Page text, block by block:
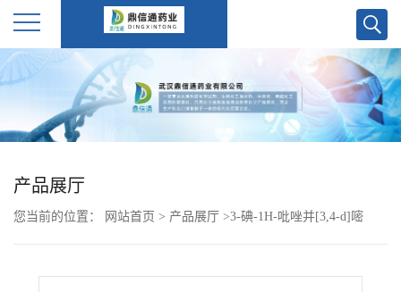
公
产品展厅
您当前的位置： 网站首页 > 产品展厅 >3-碘-1H-吡唑并[3,4-d]嘧